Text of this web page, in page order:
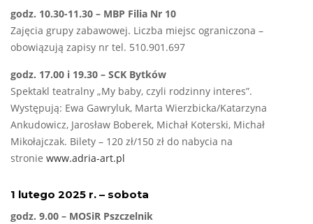
godz. 10.30-11.30 – MBP Filia Nr 10
Zajęcia grupy zabawowej. Liczba miejsc ograniczona –
obowiązują zapisy nr tel. 510.901.697
godz. 17.00 i 19.30 – SCK Bytków
Spektakl teatralny „My baby, czyli rodzinny interes”.
Występują: Ewa Gawryluk, Marta Wierzbicka/Katarzyna
Ankudowicz, Jarosław Boberek, Michał Koterski, Michał
Mikołajczak. Bilety – 120 zł/150 zł do nabycia na
stronie www.adria-art.pl
1 lutego 2025 r. – sobota
godz. 9.00 – MOSiR Pszczelnik